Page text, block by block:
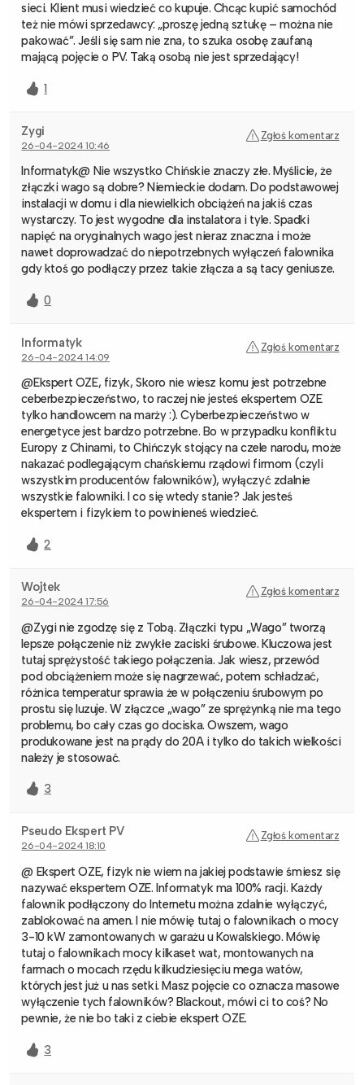
sieci. Klient musi wiedzieć co kupuje. Chcąc kupić samochód
też nie mówi sprzedawcy: „proszę jedną sztukę – można nie
pakować”. Jeśli się sam nie zna, to szuka osobę zaufaną
mającą pojęcie o PV. Taką osobą nie jest sprzedający!
1
Zygi
26-04-2024 10:46
Zgłoś komentarz
Informatyk@ Nie wszystko Chińskie znaczy złe. Myślicie, że
złączki wago są dobre? Niemieckie dodam. Do podstawowej
instalacji w domu i dla niewielkich obciążeń na jakiś czas
wystarczy. To jest wygodne dla instalatora i tyle. Spadki
napięć na oryginalnych wago jest nieraz znaczna i może
nawet doprowadzać do niepotrzebnych wyłączeń falownika
gdy ktoś go podłączy przez takie złącza a są tacy geniusze.
0
Informatyk
26-04-2024 14:09
Zgłoś komentarz
@Ekspert OZE, fizyk, Skoro nie wiesz komu jest potrzebne
ceberbezpieczeństwo, to raczej nie jesteś ekspertem OZE
tylko handlowcem na marży :). Cyberbezpieczeństwo w
energetyce jest bardzo potrzebne. Bo w przypadku konfliktu
Europy z Chinami, to Chińczyk stojący na czele narodu, może
nakazać podlegającym chańskiemu rządowi firmom (czyli
wszystkim producentów falowników), wyłączyć zdalnie
wszystkie falowniki. I co się wtedy stanie? Jak jesteś
ekspertem i fizykiem to powinieneś wiedzieć.
2
Wojtek
26-04-2024 17:56
Zgłoś komentarz
@Zygi nie zgodzę się z Tobą. Złączki typu „Wago” tworzą
lepsze połączenie niż zwykłe zaciski śrubowe. Kluczowa jest
tutaj sprężystość takiego połączenia. Jak wiesz, przewód
pod obciążeniem może się nagrzewać, potem schładzać,
różnica temperatur sprawia że w połączeniu śrubowym po
prostu się luzuje. W złączce „wago” ze sprężynką nie ma tego
problemu, bo cały czas go dociska. Owszem, wago
produkowane jest na prądy do 20A i tylko do takich wielkości
należy je stosować.
3
Pseudo Ekspert PV
26-04-2024 18:10
Zgłoś komentarz
@ Ekspert OZE, fizyk nie wiem na jakiej podstawie śmiesz się
nazywać ekspertem OZE. Informatyk ma 100% racji. Każdy
falownik podłączony do Internetu można zdalnie wyłączyć,
zablokować na amen. I nie mówię tutaj o falownikach o mocy
3-10 kW zamontowanych w garażu u Kowalskiego. Mówię
tutaj o falownikach mocy kilkaset wat, montowanych na
farmach o mocach rzędu kilkudziesięciu mega watów,
których jest już u nas setki. Masz pojęcie co oznacza masowe
wyłączenie tych falowników? Blackout, mówi ci to coś? No
pewnie, że nie bo taki z ciebie ekspert OZE.
3